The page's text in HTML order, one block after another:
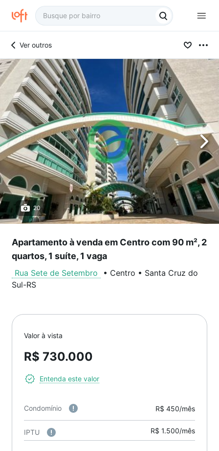
Ver outros
20
Apartamento à venda em Centro com 90 m², 2
quartos, 1 suíte, 1 vaga
Rua Sete de Setembro • Centro • Santa Cruz do
Sul-RS
Valor à vista
R$ 730.000
Entenda este valor
Condomínio R$ 450/mês
IPTU R$ 1.500/mês